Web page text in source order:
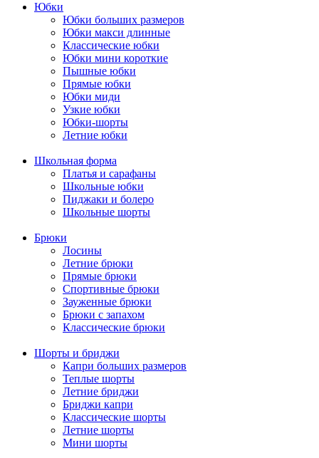
Юбки
Юбки больших размеров
Юбки макси длинные
Классические юбки
Юбки мини короткие
Пышные юбки
Прямые юбки
Юбки миди
Узкие юбки
Юбки-шорты
Летние юбки
Школьная форма
Платья и сарафаны
Школьные юбки
Пиджаки и болеро
Школьные шорты
Брюки
Лосины
Летние брюки
Прямые брюки
Спортивные брюки
Зауженные брюки
Брюки с запахом
Классические брюки
Шорты и бриджи
Капри больших размеров
Теплые шорты
Летние бриджи
Бриджи капри
Классические шорты
Летние шорты
Мини шорты